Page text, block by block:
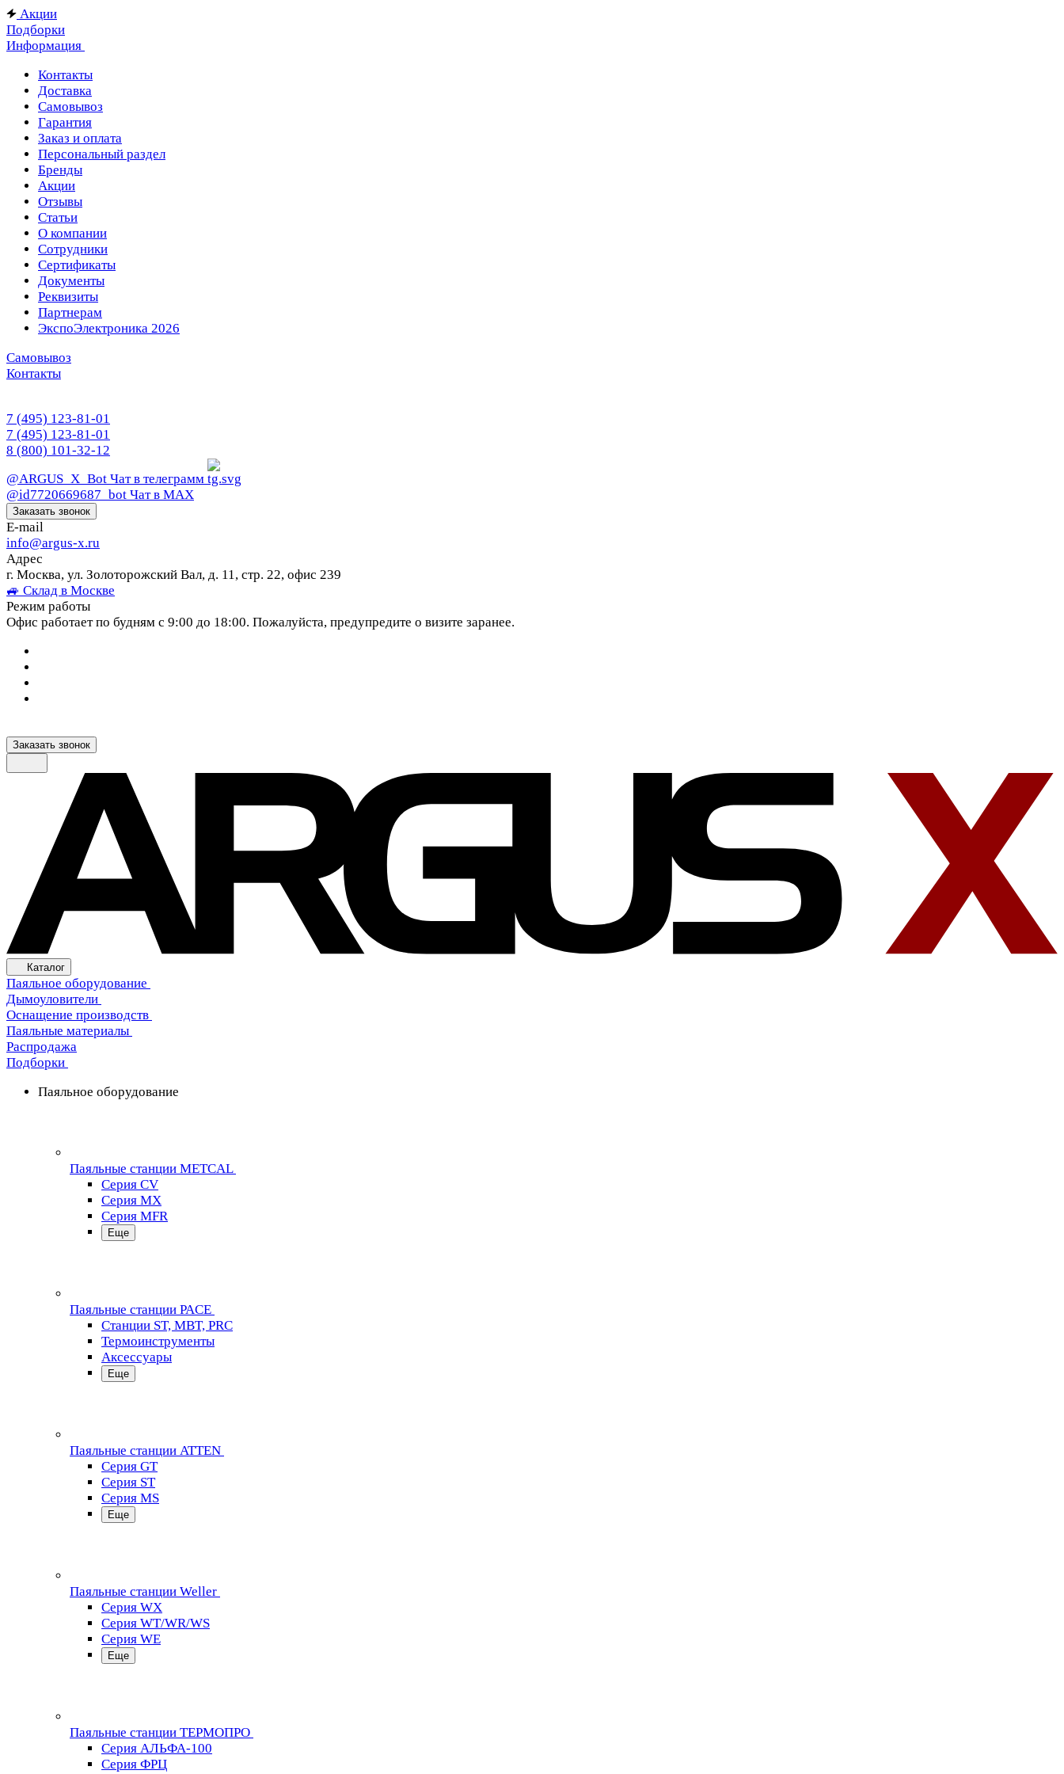
Акции
Подборки
Информация
Контакты
Доставка
Самовывоз
Гарантия
Заказ и оплата
Персональный раздел
Бренды
Акции
Отзывы
Статьи
О компании
Сотрудники
Сертификаты
Документы
Реквизиты
Партнерам
ЭкспоЭлектроника 2026
Самовывоз
Контакты
7 (495) 123-81-01
7 (495) 123-81-01
8 (800) 101-32-12
@ARGUS_X_Bot Чат в телеграмм
@id7720669687_bot Чат в МАХ
Заказать звонок
E-mail
info@argus-x.ru
Адрес
г. Москва, ул. Золоторожский Вал, д. 11, стр. 22, офис 239
🚙 Склад в Москве
Режим работы
Офис работает по будням с 9:00 до 18:00. Пожалуйста, предупредите о визите заранее.
Заказать звонок
Каталог
Паяльное оборудование
Дымоуловители
Оснащение производств
Паяльные материалы
Распродажа
Подборки
Паяльное оборудование
Паяльные станции METCAL
Серия CV
Серия MX
Серия MFR
Еще
Паяльные станции PACE
Станции ST, MBT, PRC
Термоинструменты
Аксессуары
Еще
Паяльные станции ATTEN
Серия GT
Серия ST
Серия MS
Еще
Паяльные станции Weller
Серия WX
Серия WT/WR/WS
Серия WE
Еще
Паяльные станции ТЕРМОПРО
Серия АЛЬФА-100
Серия ФРЦ